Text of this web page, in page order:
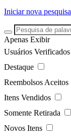
Iniciar nova pesquisa
Apenas Exibir
Usuários Verificados
Destaque
Reembolsos Aceitos
Itens Vendidos
Somente Retirada
Novos Itens